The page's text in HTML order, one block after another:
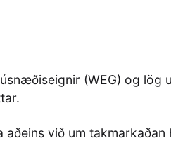
(WEG) og lög
við um takmarkaðan